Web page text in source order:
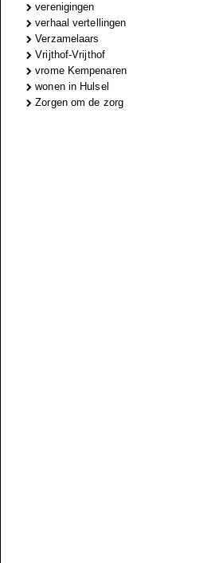
verenigingen
verhaal vertellingen
Verzamelaars
Vrijthof-Vrijthof
vrome Kempenaren
wonen in Hulsel
Zorgen om de zorg